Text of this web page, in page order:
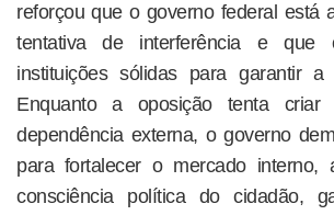
reforçou que o governo federal está
tentativa de interferência e que
instituições sólidas para garantir
Enquanto a oposição tenta
dependência externa, o governo
para fortalecer o mercado
consciência política do cidadão,